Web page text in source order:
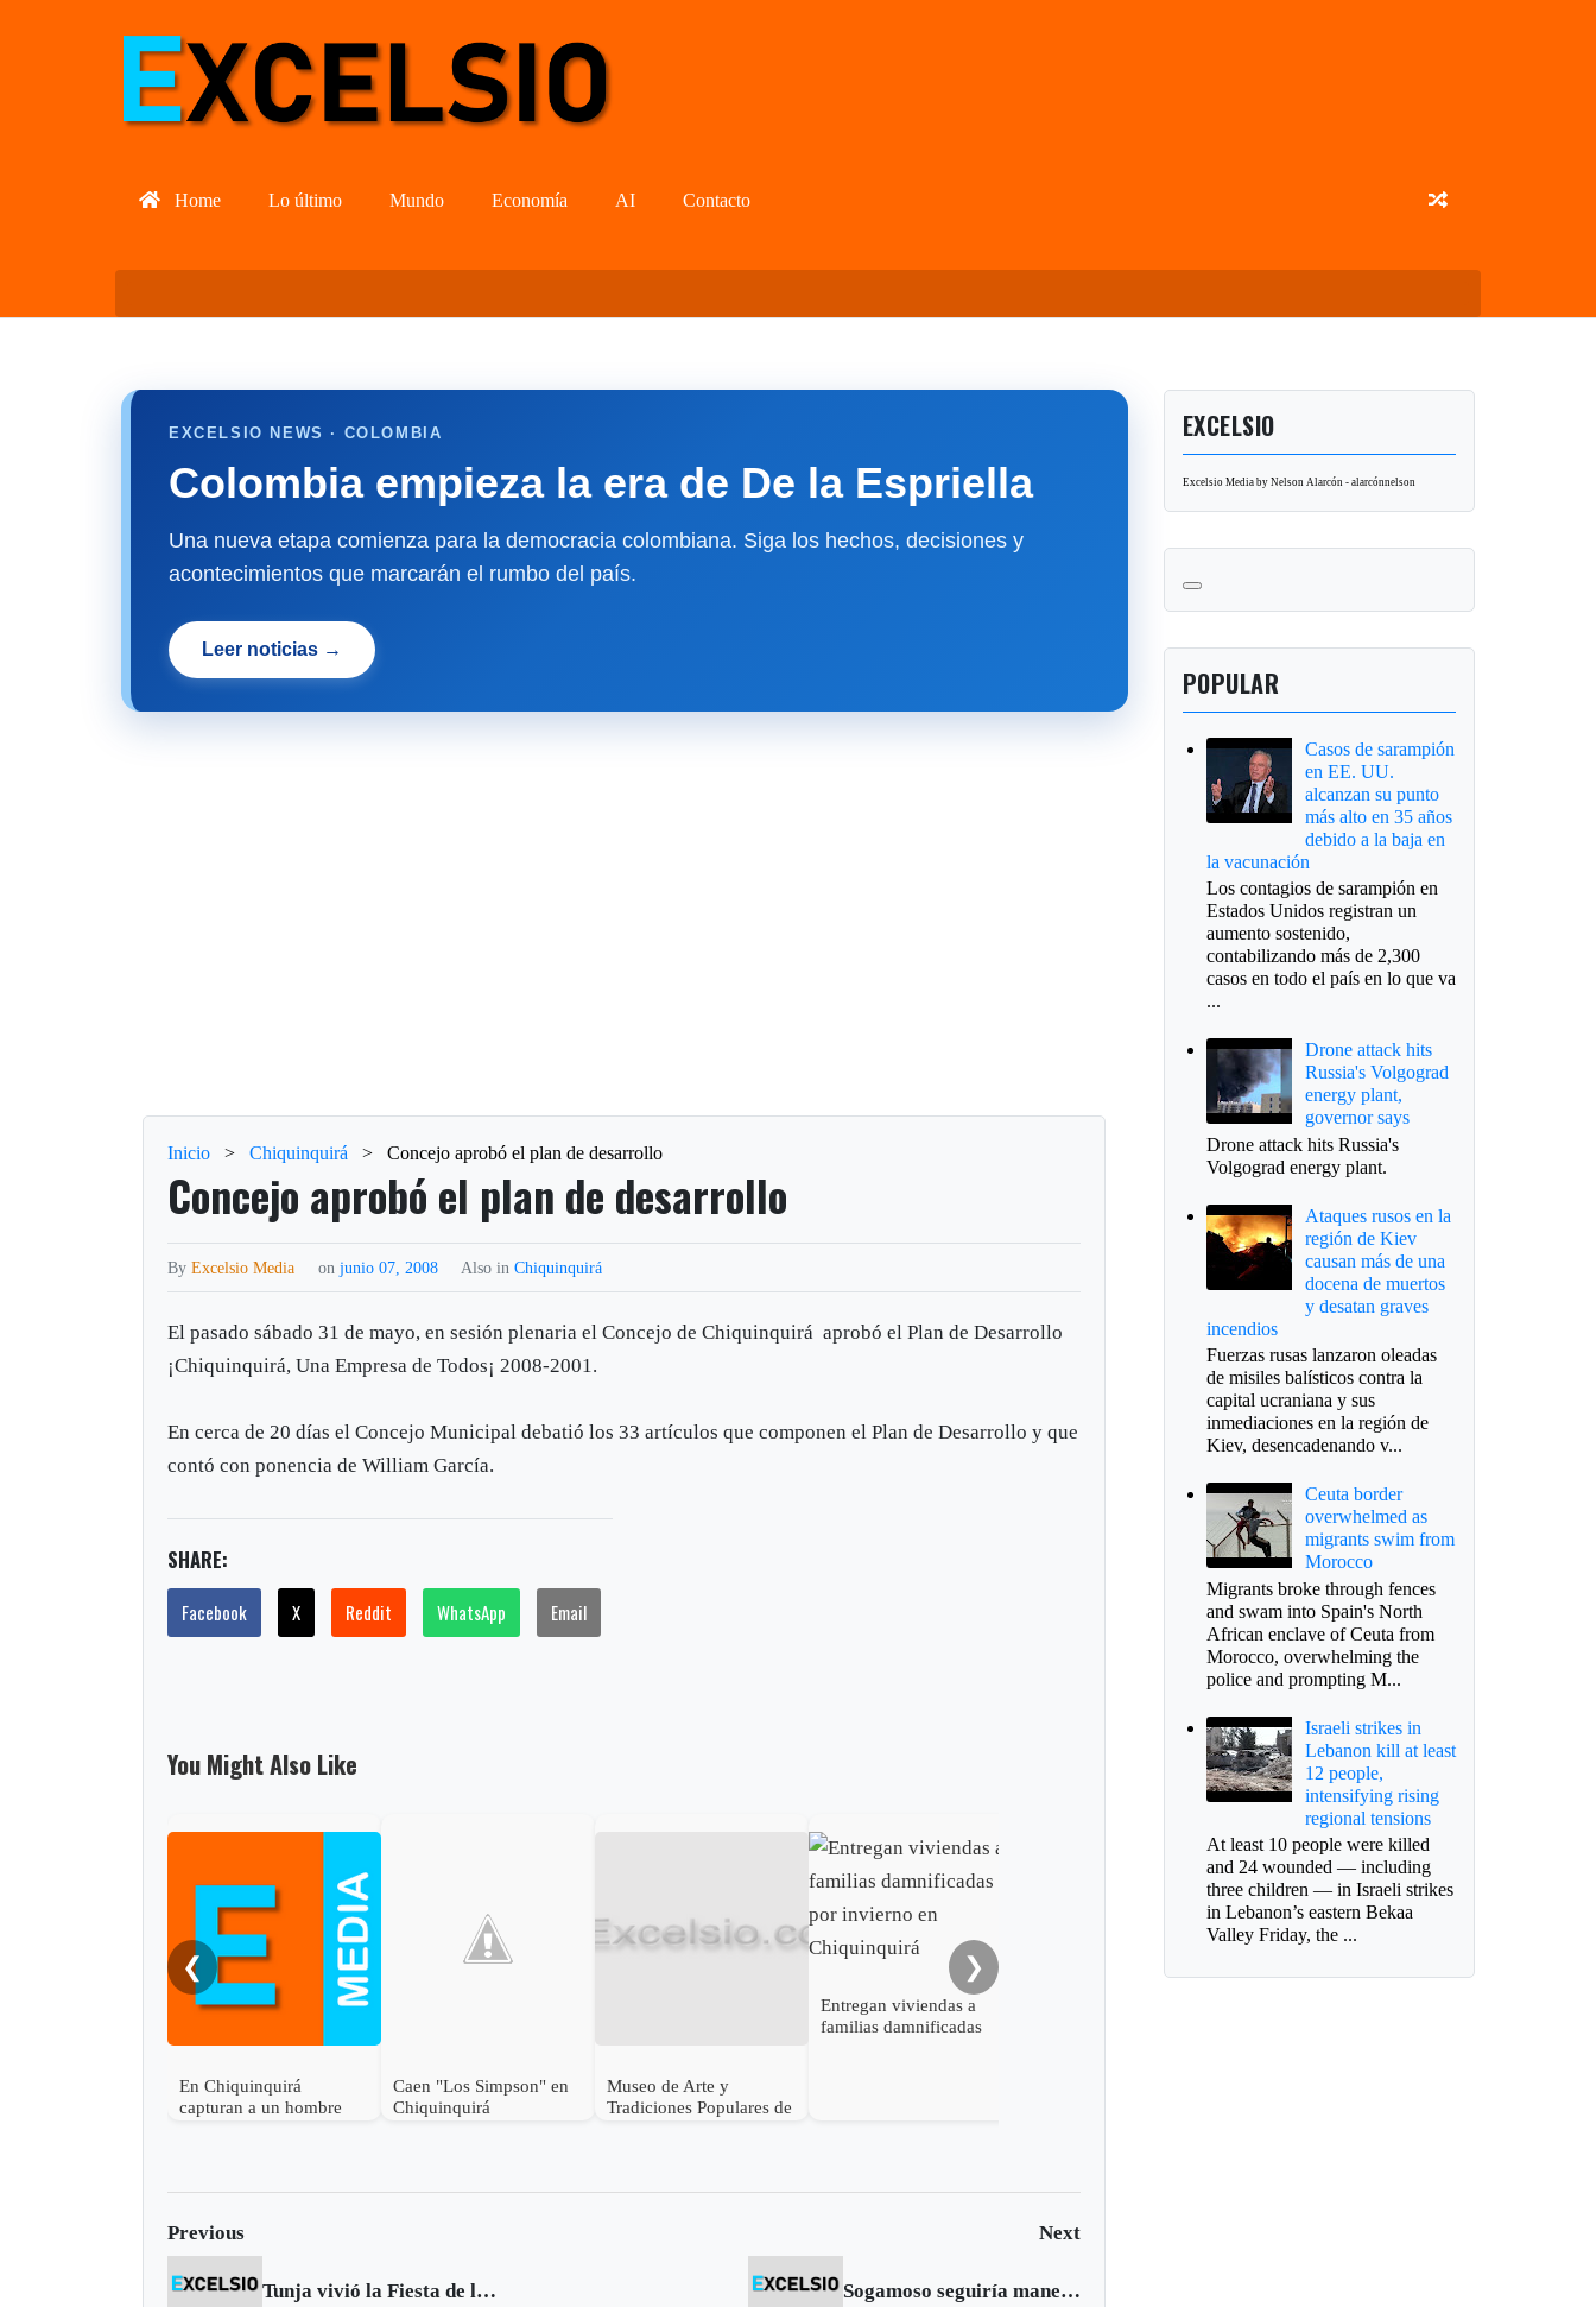
Home Lo último Mundo Economía AI Contacto
EXCELSIO NEWS · COLOMBIA
Colombia empieza la era de De la Espriella
Una nueva etapa comienza para la democracia colombiana. Siga los hechos, decisiones y
acontecimientos que marcarán el rumbo del país.
Leer noticias →
Inicio > Chiquinquirá > Concejo aprobó el plan de desarrollo
Concejo aprobó el plan de desarrollo
ByExcelsio Media onjunio 07, 2008 Also inChiquinquirá
El pasado sábado 31 de mayo, en sesión plenaria el Concejo de Chiquinquirá aprobó el Plan de Desarrollo
¡Chiquinquirá, Una Empresa de Todos¡ 2008-2001.
En cerca de 20 días el Concejo Municipal debatió los 33 artículos que componen el Plan de Desarrollo y que
contó con ponencia de William García.
SHARE:
Facebook X Reddit WhatsApp Email
You Might Also Like
❮
En Chiquinquirá
capturan a un hombre
Caen "Los Simpson" en
Chiquinquirá
Museo de Arte y
Tradiciones Populares de
Entregan viviendas a
familias damnificadas
tendría agua potable las
❯
Previous Next
Tunja vivió la Fiesta de la Virgen del Milagro Sogamoso seguiría manejando la basura de Sugamuxi
EXCELSIO
Excelsio Media by Nelson Alarcón - alarcónnelson
POPULAR
Casos de sarampión
en EE. UU.
alcanzan su punto
más alto en 35 años
debido a la baja en
la vacunación
Los contagios de sarampión en
Estados Unidos registran un
aumento sostenido,
contabilizando más de 2,300
casos en todo el país en lo que va
...
Drone attack hits
Russia's Volgograd
energy plant,
governor says
Drone attack hits Russia's
Volgograd energy plant.
Ataques rusos en la
región de Kiev
causan más de una
docena de muertos
y desatan graves
incendios
Fuerzas rusas lanzaron oleadas
de misiles balísticos contra la
capital ucraniana y sus
inmediaciones en la región de
Kiev, desencadenando v...
Ceuta border
overwhelmed as
migrants swim from
Morocco
Migrants broke through fences
and swam into Spain's North
African enclave of Ceuta from
Morocco, overwhelming the
police and prompting M...
Israeli strikes in
Lebanon kill at least
12 people,
intensifying rising
regional tensions
At least 10 people were killed
and 24 wounded — including
three children — in Israeli strikes
in Lebanon’s eastern Bekaa
Valley Friday, the ...